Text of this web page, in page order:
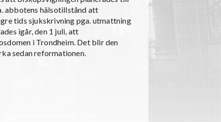
abbotens hälsotillstånd att
tids sjukskrivning pga. utmattning
igår, den 1 juli, att
i Trondheim. Det blir den
sedan reformationen.